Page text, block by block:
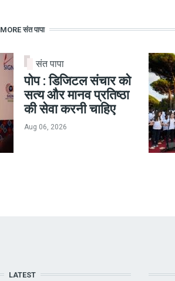
MORE संत पापा
संत पापा
पोप : डिजिटल संचार को
सत्य और मानव प्रतिष्ठा
की सेवा करनी चाहिए
Aug 06, 2026
LATEST